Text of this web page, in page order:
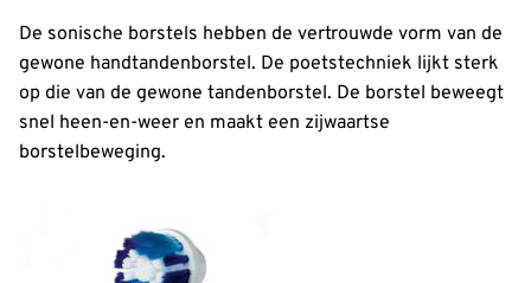
De sonische borstels hebben de vertrouwde vorm van de
gewone handtandenborstel. De poetstechniek lijkt sterk
op die van de gewone tandenborstel. De borstel beweegt
snel heen-en-weer en maakt een zijwaartse
borstelbeweging.